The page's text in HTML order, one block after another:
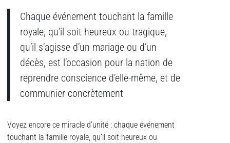
Chaque événement touchant la famille
royale, qu’il soit heureux ou tragique,
qu’il s’agisse d’un mariage ou d’un
décès, est l’occasion pour la nation de
reprendre conscience d’elle-même, et de
communier concrètement
Voyez encore ce miracle d’unité : chaque événement
touchant la famille royale, qu’il soit heureux ou